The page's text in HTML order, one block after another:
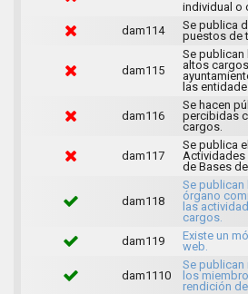
individual o
dam114
Se publica
puestos de
dam115
Se
altos
las
dam116
Se hacen
percibidas
cargos.
dam117
Se publica
Actividades
de Bases
dam118
Se
órgano
las
cargos.
dam119
Existe un
web.
dam1110
Se
los
rendición